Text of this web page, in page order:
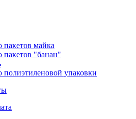
пакетов майка
пакетов "банан"
полиэтиленовой упаковки